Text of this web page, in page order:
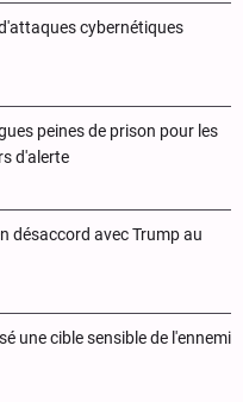
cybernétiques
peines de prison pour les
d'alerte
désaccord avec Trump au
une cible sensible de l'ennemi